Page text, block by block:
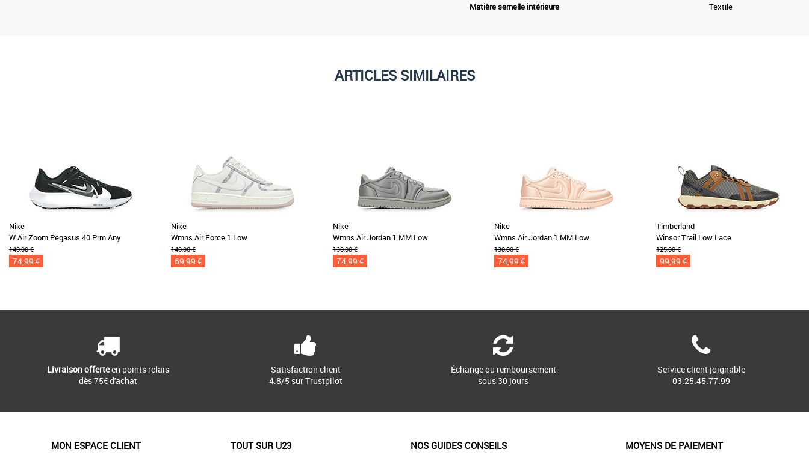
Matière semelle intérieure Textile
ARTICLES SIMILAIRES
Nike
W Air Zoom Pegasus 40 Prm Any
140,00 €
74,99 €
Nike
Wmns Air Force 1 Low
140,00 €
69,99 €
Nike
Wmns Air Jordan 1 MM Low
130,00 €
74,99 €
Nike
Wmns Air Jordan 1 MM Low
130,00 €
74,99 €
Timberland
Winsor Trail Low Lace
125,00 €
99,99 €
Livraison offerteen points relais
dès 75€ d'achat
Satisfaction client
4.8/5 sur Trustpilot
Échange ou remboursement
sous 30 jours
Service client joignable
03.25.45.77.99
MON ESPACE CLIENT TOUT SUR U23 NOS GUIDES CONSEILS MOYENS DE PAIEMENT